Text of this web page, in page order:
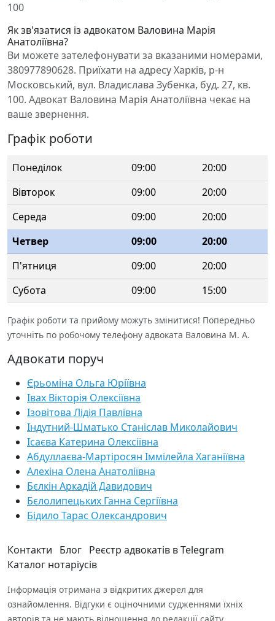
100
Як зв'язатися із адвокатом Валовина Марія
Анатоліївна?
Ви можете зателефонувати за вказаними номерами,
380977890628. Приїхати на адресу Харків, р-н
Московський, вул. Владислава Зубенка, буд. 27, кв.
100. Адвокат Валовина Марія Анатоліївна чекає на
ваше звернення.
Графік роботи
Понеділок 09:00
20:00
Вівторок
09:00
20:00
Середа
09:00
20:00
Четвер
09:00
20:00
П'ятниця
09:00
20:00
Субота
09:00 15:00
Графік роботи та прийому можуть змінитися! Попередньо
уточніть по робочому телефону адвоката Валовина М. А.
Адвокати поруч
Єрьоміна Ольга Юріївна
Івах Вікторія Олексіївна
Ізовітова Лідія Павлівна
Індутний-Шматько Станіслав Миколайович
Ісаєва Катерина Олексіївна
Абдуллаєва-Мартіросян Іммілейла Хаганіївна
Алехіна Олена Анатоліївна
Бєлкін Аркадій Давидович
Бєлолипецьких Ганна Сергіївна
Бідило Тарас Олександрович
Контакти Блог Реєстр адвокатів в Telegram
Каталог нотаріусів
Інформація отримана з відкритих джерел для
ознайомлення. Відгуки є оціночними судженнями їхніх